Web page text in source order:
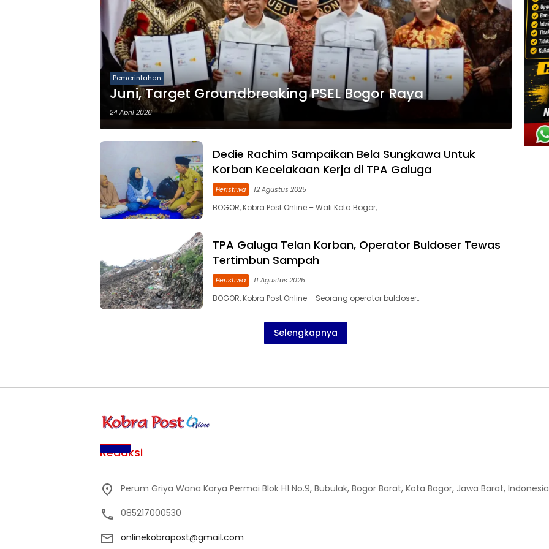
Pemerintahan
Juni, Target Groundbreaking PSEL Bogor Raya
24 April 2026
Dedie Rachim Sampaikan Bela Sungkawa Untuk
Korban Kecelakaan Kerja di TPA Galuga
Peristiwa 12 Agustus 2025
BOGOR, Kobra Post Online – Wali Kota Bogor,…
TPA Galuga Telan Korban, Operator Buldoser Tewas
Tertimbun Sampah
Peristiwa 11 Agustus 2025
BOGOR, Kobra Post Online – Seorang operator buldoser…
Selengkapnya
Redaksi
Perum Griya Wana Karya Permai Blok H1 No.9, Bubulak, Bogor Barat, Kota Bogor, Jawa Barat, Indonesia
085217000530
onlinekobrapost@gmail.com